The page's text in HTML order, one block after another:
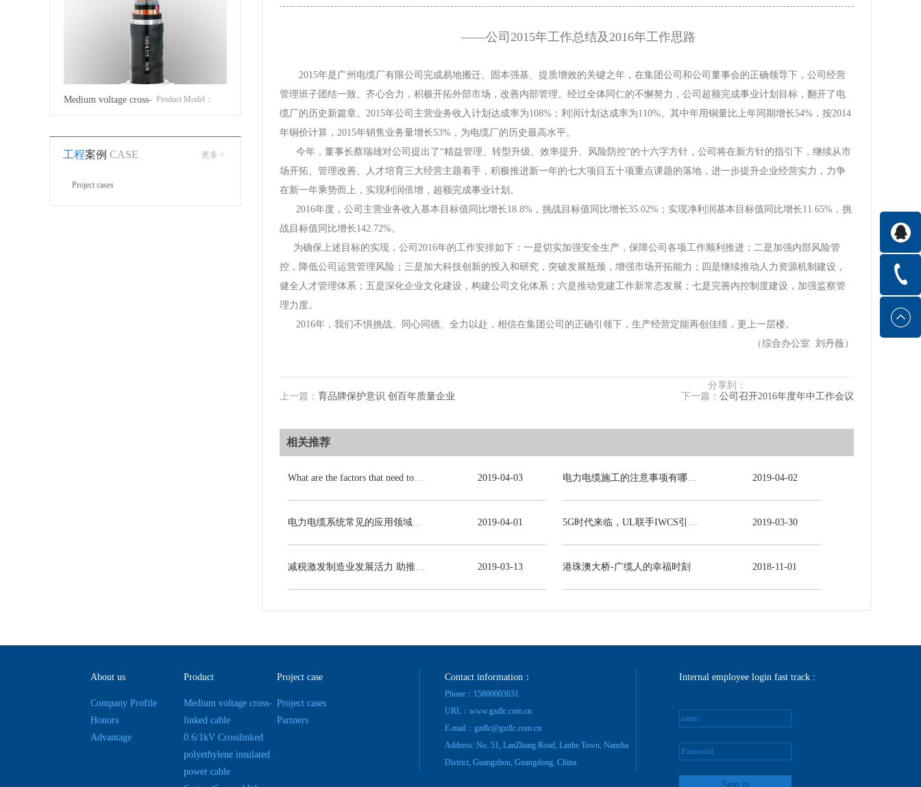
Medium voltage cross- Product Model：
YJVYJLVYJV22YJLV22YJV32YJLV32
0.6/1kV Crosslinked
polyethylene insulated
Product Model：
YJVYJV22YJV32
Cotton Covered Wire Product Model：
BVBVRWDZ-
BYJ(F)RVVRVVP
工程案例 CASE
Project cases
更多 >
——公司2015年工作总结及2016年工作思路
2015年是广州电缆厂有限公司完成易地搬迁、固本强基、提质增效的关键之年，在集团公司和公司董事会的正确领导下，公司经营
管理班子团结一致、齐心合力，积极开拓外部市场，改善内部管理。经过全体同仁的不懈努力，公司超额完成事业计划目标，翻开了电
缆厂的历史新篇章。2015年公司主营业务收入计划达成率为108%；利润计划达成率为110%。其中年用铜量比上年同期增长54%，按2014
年铜价计算，2015年销售业务量增长53%，为电缆厂的历史最高水平。
今年，董事长蔡瑞雄对公司提出了“精益管理、转型升级、效率提升、风险防控”的十六字方针，公司将在新方针的指引下，继续从市
场开拓、管理改善、人才培育三大经营主题着手，积极推进新一年的七大项目五十项重点课题的落地，进一步提升企业经营实力，力争
在新一年乘势而上，实现利润倍增，超额完成事业计划。
2016年度，公司主营业务收入基本目标值同比增长18.8%，挑战目标值同比增长35.02%；实现净利润基本目标值同比增长11.65%，挑
战目标值同比增长142.72%。
为确保上述目标的实现，公司2016年的工作安排如下：一是切实加强安全生产，保障公司各项工作顺利推进；二是加强内部风险管
控，降低公司运营管理风险；三是加大科技创新的投入和研究，突破发展瓶颈，增强市场开拓能力；四是继续推动人力资源机制建设，
健全人才管理体系；五是深化企业文化建设，构建公司文化体系；六是推动党建工作新常态发展；七是完善内控制度建设，加强监察管
理力度。
2016年，我们不惧挑战、同心同德、全力以赴，相信在集团公司的正确引领下，生产经营定能再创佳绩，更上一层楼。
（综合办公室 刘丹薇）
分享到：
上一篇： 育品牌保护意识 创百年质量企业 下一篇： 公司召开2016年度年中工作会议
相关推荐
What are the factors that need to be consulted in choosing power cables? 2019-04-03 电力电缆施工的注意事项有哪些？ 2019-04-02
电力电缆系统常见的应用领域有哪些？ 2019-04-01 5G时代来临，UL联手IWCS引领线缆行业发展新未来 2019-03-30
减税激发制造业发展活力 助推线缆行业高质量发展 2019-03-13 港珠澳大桥-广缆人的幸福时刻 2018-11-01
About us
Company Profile
Honors
Advantage
Product
Medium voltage cross-
linked cable
0.6/1kV Crosslinked
polyethylene insulated
power cable
Project case
Project cases
Partners
Contact information：
Phone：15800003631
URL：www.gzdlc.com.cn
E-mail：gzdlc@gzdlc.com.cn
Address: No. 51, LanZhang Road, Lanhe Town, Nansha
District, Guangzhou, Guangdong, China
Internal employee login fast track :
name:
Password: